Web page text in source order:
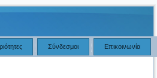
Σύνδεσμοι Επικοινωνία